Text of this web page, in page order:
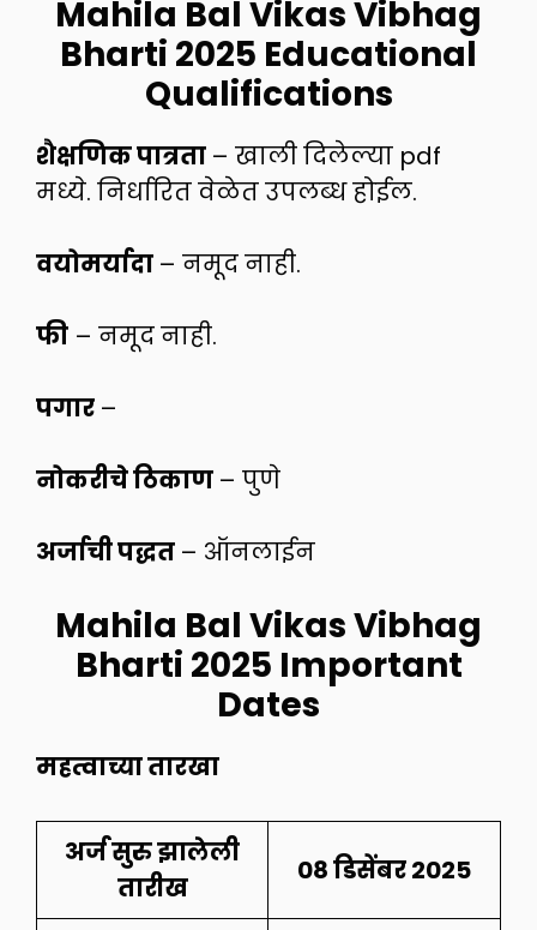
Mahila Bal Vikas Vibhag
Bharti 2025 Educational
Qualifications
शैक्षणिक पात्रता – खाली दिलेल्या pdf
मध्ये. निर्धारित वेळेत उपलब्ध होईल.
वयोमर्यादा – नमूद नाही.
फी – नमूद नाही.
पगार –
नोकरीचे ठिकाण – पुणे
अर्जाची पद्धत – ऑनलाईन
Mahila Bal Vikas Vibhag
Bharti 2025 Important
Dates
महत्वाच्या तारखा
अर्ज सुरु झालेली
तारीख
08 डिसेंबर 2025